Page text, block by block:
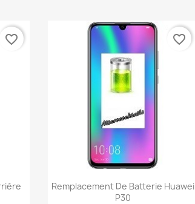
favorite_border
Aperçu rapide
Remplacement De Batterie Huawei
P30
favorite_border